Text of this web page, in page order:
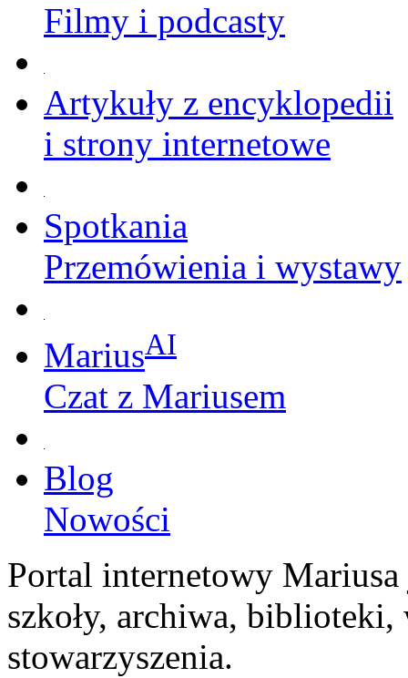
Filmy i podcasty
Artykuły z encyklopedii
i strony internetowe
Spotkania
Przemówienia i wystawy
MariusAI
Czat z Mariusem
Blog
Nowości
Portal internetowy Mariusa
szkoły, archiwa,
stowarzyszenia.